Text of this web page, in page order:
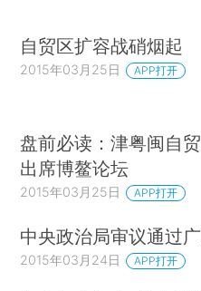
自贸区扩容战硝烟起
2015年03月25日 APP打开
盘前必读：津粤闽自
出席博鳌论坛
2015年03月25日 APP打开
中央政治局审议通过
2015年03月24日 APP打开